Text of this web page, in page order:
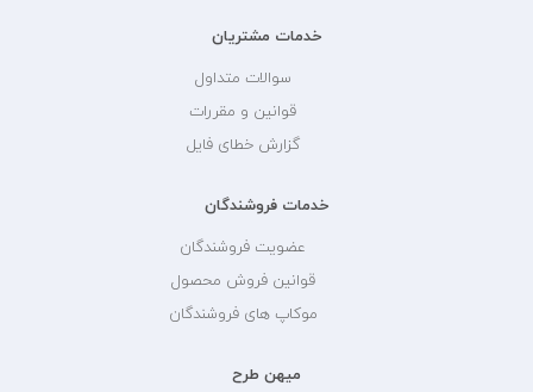
خدمات مشتریان
سوالات متداول
قوانین و مقررات
گزارش خطای فایل
خدمات فروشندگان
عضویت فروشندگان
قوانین فروش محصول
موکاپ های فروشندگان
میهن طرح